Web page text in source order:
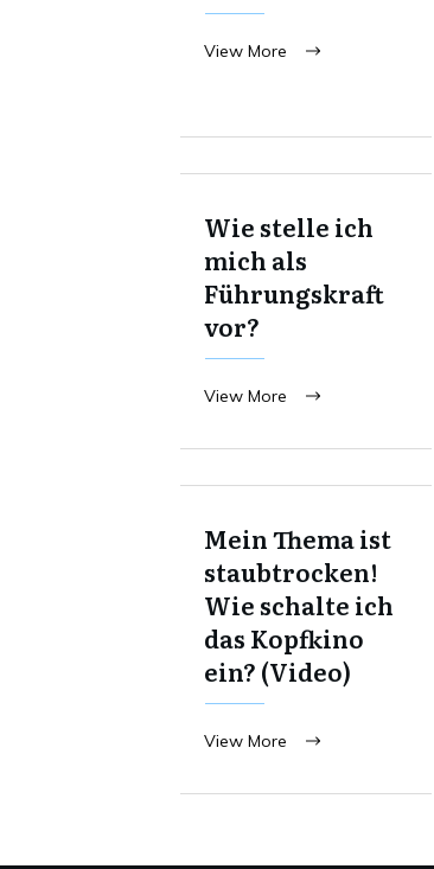
View More
Wie stelle ich
mich als
Führungskraft
vor?
View More
Mein Thema ist
staubtrocken!
Wie schalte ich
das Kopfkino
ein? (Video)
View More